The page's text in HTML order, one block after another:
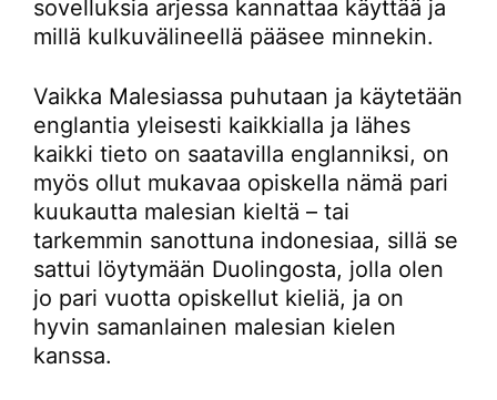
sovelluksia arjessa kannattaa käyttää ja
millä kulkuvälineellä pääsee minnekin.
Vaikka Malesiassa puhutaan ja käytetään
englantia yleisesti kaikkialla ja lähes
kaikki tieto on saatavilla englanniksi, on
myös ollut mukavaa opiskella nämä pari
kuukautta malesian kieltä – tai
tarkemmin sanottuna indonesiaa, sillä se
sattui löytymään Duolingosta, jolla olen
jo pari vuotta opiskellut kieliä, ja on
hyvin samanlainen malesian kielen
kanssa.